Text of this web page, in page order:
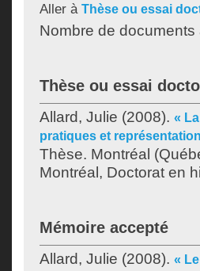
Aller à Thèse ou essai
Nombre de documents
Thèse ou essai
Allard, Julie (2008). «
pratiques et
Thèse. Montréal
Montréal, Doctorat en
Mémoire accepté
Allard, Julie (2008). «